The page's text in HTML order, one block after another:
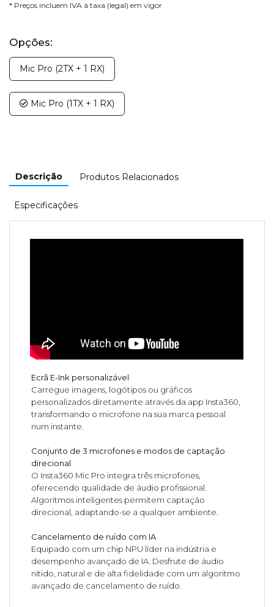
* Preços incluem IVA à taxa (legal) em vigor
Opções:
Mic Pro (2TX + 1 RX)
Mic Pro (1TX + 1 RX)
Descrição Produtos Relacionados
Especificações
Ecrã E-Ink personalizável
Carregue imagens, logótipos ou gráficos
personalizados diretamente através da app Insta360,
transformando o microfone na sua marca pessoal
num instante.
Conjunto de 3 microfones e modos de captação
direcional
O Insta360 Mic Pro integra três microfones,
oferecendo qualidade de áudio profissional.
Algoritmos inteligentes permitem captação
direcional, adaptando-se a qualquer ambiente.
Cancelamento de ruído com IA
Equipado com um chip NPU líder na indústria e
desempenho avançado de IA. Desfrute de áudio
nítido, natural e de alta fidelidade com um algoritmo
avançado de cancelamento de ruído.